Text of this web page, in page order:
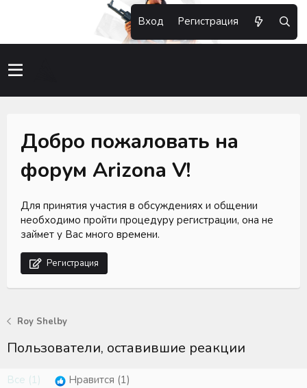
Вход Регистрация
Добро пожаловать на
форум Arizona V!
Для принятия участия в обсуждениях и общении
необходимо пройти процедуру регистрации, она не
займет у Вас много времени.
Регистрация
Roy Shelby
Пользователи, оставившие реакции
Все (1) Нравится (1)